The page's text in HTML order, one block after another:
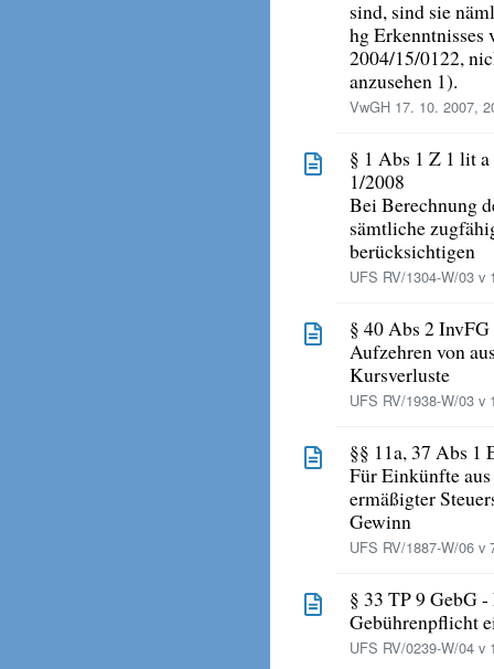
sind, sind sie
hg Erkenntnisses
2004/15/0122,
anzusehen 1).
VwGH 17. 10. 2007,
§ 1 Abs 1 Z 1 lit
1/2008
Bei Berechnung
sämtliche
berücksichtigen
UFS RV/1304-W/03 v
§ 40 Abs 2
Aufzehren von
Kursverluste
UFS RV/1938-W/03 v
§§ 11a, 37 Abs 1
Für Einkünfte
ermäßigter
Gewinn
UFS RV/1887-W/06 v
§ 33 TP 9 GebG
Gebührenpflicht
UFS RV/0239-W/04 v